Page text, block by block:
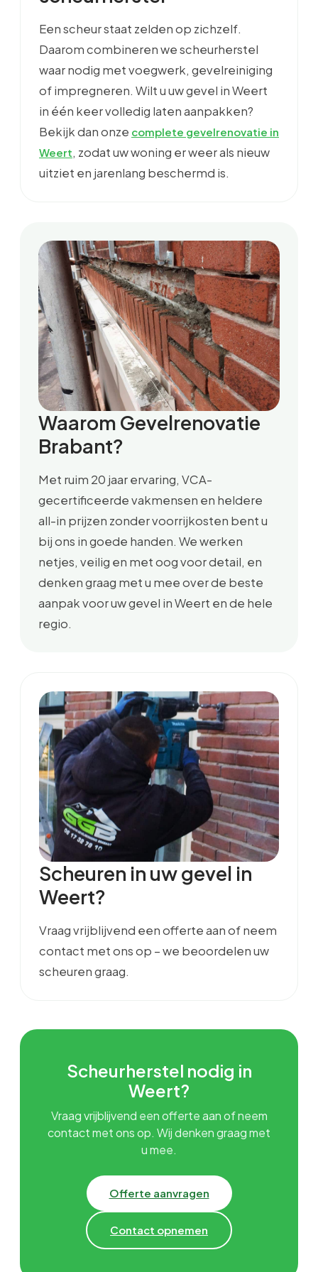
Een scheur staat zelden op zichzelf.
Daarom combineren we scheurherstel
waar nodig met voegwerk, gevelreiniging
of impregneren. Wilt u uw gevel in Weert
in één keer volledig laten aanpakken?
Bekijk dan onze complete gevelrenovatie in
Weert, zodat uw woning er weer als nieuw
uitziet en jarenlang beschermd is.
Waarom Gevelrenovatie
Brabant?
Met ruim 20 jaar ervaring, VCA-
gecertificeerde vakmensen en heldere
all-in prijzen zonder voorrijkosten bent u
bij ons in goede handen. We werken
netjes, veilig en met oog voor detail, en
denken graag met u mee over de beste
aanpak voor uw gevel in Weert en de hele
regio.
Scheuren in uw gevel in
Weert?
Vraag vrijblijvend een offerte aan of neem
contact met ons op – we beoordelen uw
scheuren graag.
Scheurherstel nodig in
Weert?
Vraag vrijblijvend een offerte aan of neem
contact met ons op. Wij denken graag met
u mee.
Offerte aanvragen
Contact opnemen